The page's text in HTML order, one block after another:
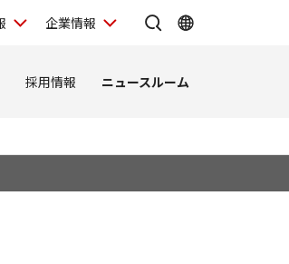
企業情報
採用情報 ニュースルーム